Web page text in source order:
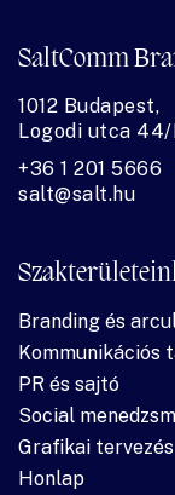
SaltComm
1012 Budapest,
Logodi utca
+36 1 201 5666
salt@salt.hu
Branding és
Kommunikációs
PR és sajtó
Social
Grafikai tervezés
Honlap